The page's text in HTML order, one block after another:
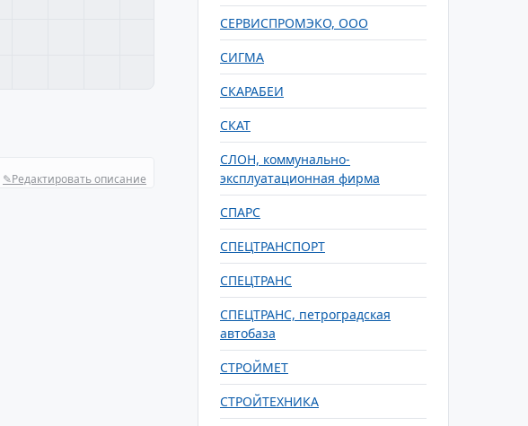
✎Редактировать описание
СЕРВИСПРОМЭКО, ООО
СИГМА
СКАРАБЕИ
СКАТ
СЛОН, коммунально-
эксплуатационная фирма
СПАРС
СПЕЦТРАНСПОРТ
СПЕЦТРАНС
СПЕЦТРАНС, петроградская
автобаза
СТРОЙМЕТ
СТРОЙТЕХНИКА